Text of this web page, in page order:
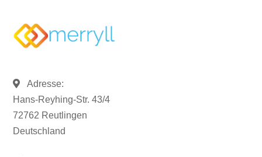
Adresse:
Hans-Reyhing-Str. 43/4
72762 Reutlingen
Deutschland